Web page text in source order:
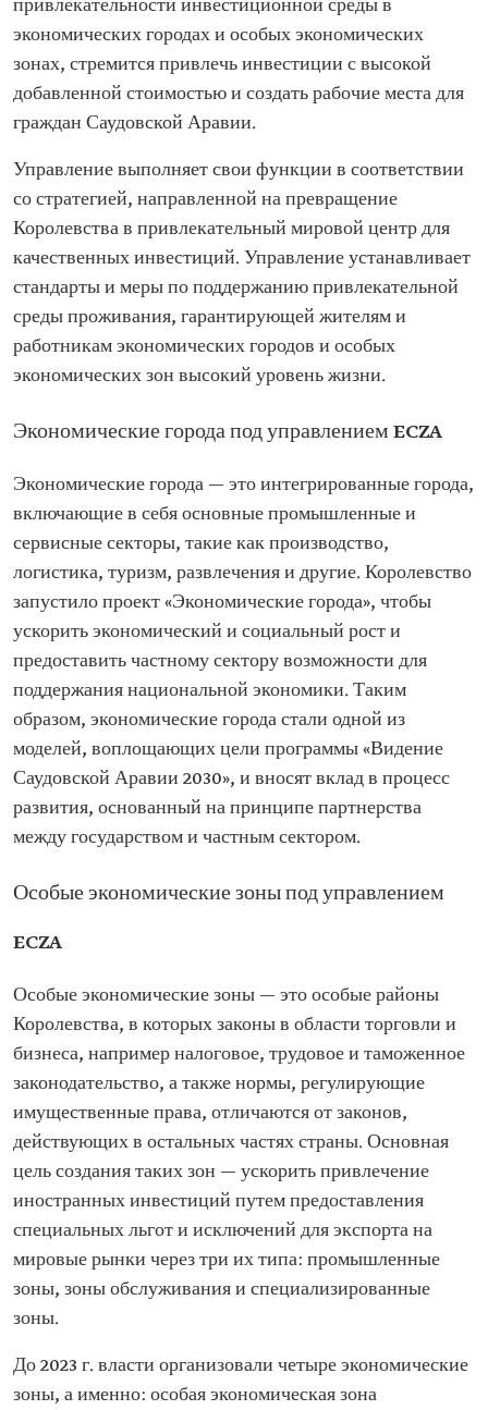
привлекательности инвестиционной среды в
экономических городах и особых экономических
зонах, стремится привлечь инвестиции с высокой
добавленной стоимостью и создать рабочие места для
граждан Саудовской Аравии.
Управление выполняет свои функции в соответствии
со стратегией, направленной на превращение
Королевства в привлекательный мировой центр для
качественных инвестиций. Управление устанавливает
стандарты и меры по поддержанию привлекательной
среды проживания, гарантирующей жителям и
работникам экономических городов и особых
экономических зон высокий уровень жизни.
Экономические города под управлением ECZA
Экономические города — это интегрированные города,
включающие в себя основные промышленные и
сервисные секторы, такие как производство,
логистика, туризм, развлечения и другие. Королевство
запустило проект «Экономические города», чтобы
ускорить экономический и социальный рост и
предоставить частному сектору возможности для
поддержания национальной экономики. Таким
образом, экономические города стали одной из
моделей, воплощающих цели программы «Видение
Саудовской Аравии 2030», и вносят вклад в процесс
развития, основанный на принципе партнерства
между государством и частным сектором.
Особые экономические зоны под управлением
ECZA
Особые экономические зоны — это особые районы
Королевства, в которых законы в области торговли и
бизнеса, например налоговое, трудовое и таможенное
законодательство, а также нормы, регулирующие
имущественные права, отличаются от законов,
действующих в остальных частях страны. Основная
цель создания таких зон — ускорить привлечение
иностранных инвестиций путем предоставления
специальных льгот и исключений для экспорта на
мировые рынки через три их типа: промышленные
зоны, зоны обслуживания и специализированные
зоны.
До 2023 г. власти организовали четыре экономические
зоны, а именно: особая экономическая зона